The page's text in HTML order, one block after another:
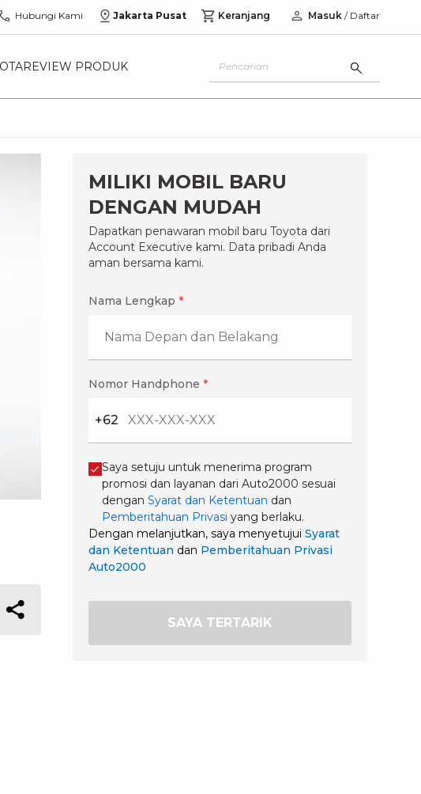
Hubungi Kami Jakarta Pusat Keranjang Masuk / Daftar
REVIEW PRODUK
MILIKI MOBIL BARU
DENGAN MUDAH
Dapatkan penawaran mobil baru Toyota dari
Account Executive kami. Data pribadi Anda
aman bersama kami.
Nama Lengkap *
Nomor Handphone *
+62
Saya setuju untuk menerima program
promosi dan layanan dari Auto2000 sesuai
dengan Syarat dan Ketentuan dan
Pemberitahuan Privasi yang berlaku.
Dengan melanjutkan, saya menyetujui Syarat
dan Ketentuan dan Pemberitahuan Privasi
Auto2000
SAYA TERTARIK